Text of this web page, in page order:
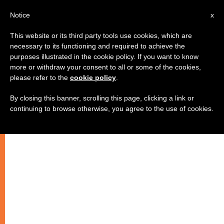
الكاردينال مارتينو: الكنيسة ترفض
حكم الإعدام
x
Notice
This website or its third party tools use cookies, which are
necessary to its functioning and required to achieve the
purposes illustrated in the cookie policy. If you want to know
more or withdraw your consent to all or some of the cookies,
please refer to the cookie policy
By closing this banner, scrolling this page, clicking a link or
continuing to browse otherwise, you agree to the use of cookies.